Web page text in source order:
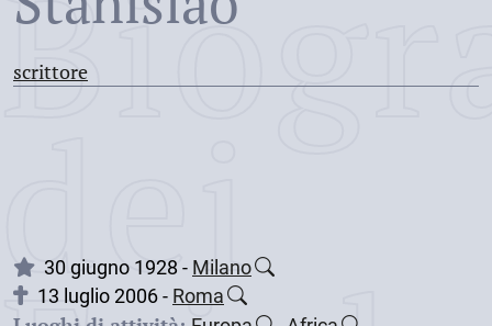
scrittore
dei
30 giugno 1928 - Milano
13 luglio 2006 - Roma